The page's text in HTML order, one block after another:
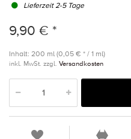
Lieferzeit 2-5 Tage
9,90 € *
Inhalt: 200 ml (0,05 € * / 1 ml)
inkl. MwSt. zzgl. Versandkosten